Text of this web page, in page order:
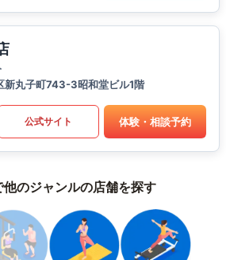
新丸子町743-3昭和堂ビル1階
公式サイト 体験・相談予約
他のジャンルの店舗を探す